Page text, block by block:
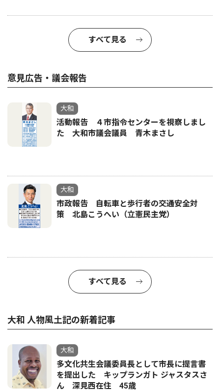
すべて見る
意見広告・議会報告
大和
活動報告 ４市指令センターを視察しまし
た 大和市議会議員 青木まさし
大和
市政報告 自転車と歩行者の交通安全対
策 北島こうへい（立憲民主党）
すべて見る
大和 人物風土記の新着記事
大和
多文化共生会議委員長として市長に提言書
を提出した キップランガト ジャスタスさ
ん 深見西在住 45歳